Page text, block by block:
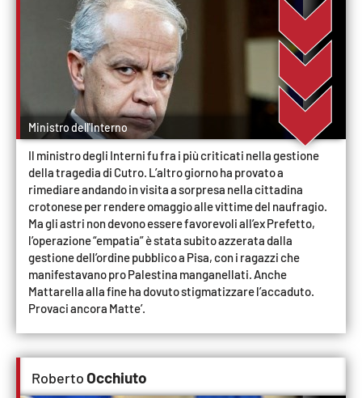
SPECIALI
Buona Sanità Calabria
CALABRIAVISIONE
Destinazioni
Eventi
Food
Storie
NETWORK
Ministro dell'Interno
Il ministro degli Interni fu fra i più criticati nella gestione
della tragedia di Cutro. L’altro giorno ha provato a
rimediare andando in visita a sorpresa nella cittadina
crotonese per rendere omaggio alle vittime del naufragio.
Ma gli astri non devono essere favorevoli all’ex Prefetto,
l’operazione “empatia” è stata subito azzerata dalla
gestione dell’ordine pubblico a Pisa, con i ragazzi che
manifestavano pro Palestina manganellati. Anche
Mattarella alla fine ha dovuto stigmatizzare l’accaduto.
Provaci ancora Matte’.
RobertoOcchiuto